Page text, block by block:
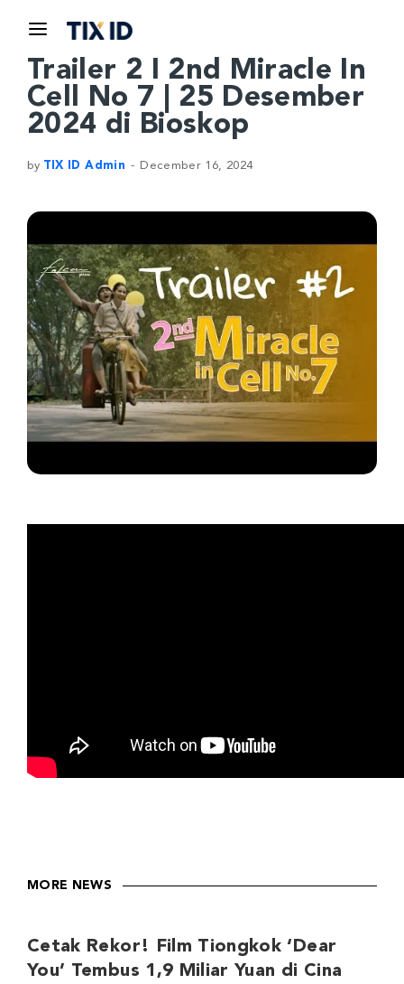
Trailer 2 I 2nd Miracle In
Cell No 7 | 25 Desember
2024 di Bioskop
by TIX ID Admin December 16, 2024
MORE NEWS
Cetak Rekor! Film Tiongkok ‘Dear
You’ Tembus 1,9 Miliar Yuan di Cina